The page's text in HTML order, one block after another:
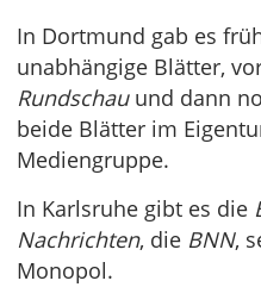
In Dortmund gab es
unabhängige Blätter,
Rundschauund dann
beide Blätter im
Mediengruppe.
In Karlsruhe gibt es die
Nachrichten, die BNN,
Monopol.